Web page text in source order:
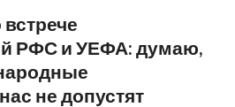
РФС и УЕФА: думаю,
не допустят